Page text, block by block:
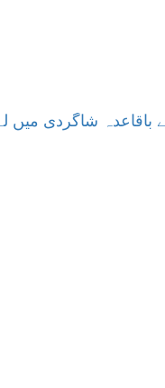
شاگردی میں لے